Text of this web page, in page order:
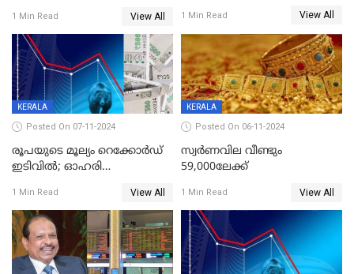
1 Min Read View All
വിനിമയ മൂല്യം
1 Min Read View All
KERALA
Posted On 07-11-2024
രൂപയുടെ മൂല്യം റെക്കോർഡ്
ഇടിവിൽ; ഓഹരി
സെന്‍സെക്‌സ് 80,000ല്‍
താഴെ
1 Min Read View All
KERALA
Posted On 06-11-2024
സ്വര്‍ണവില വീണ്ടും
59,000ലേക്ക്
1 Min Read View All